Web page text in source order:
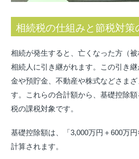
相続税の仕組みと節税対策
相続が発生すると、亡くなった方（被
相続人に引き継がれます。この引き
金や預貯金、不動産や株式などさま
す。これらの合計額から、基礎控除
税の課税対象です。
基礎控除額は、「3,000万円＋600万
計算されます。